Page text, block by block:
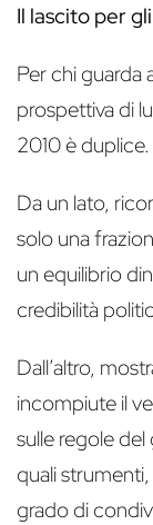
Il lascito per
Per chi guarda
prospettiva di
2010 è duplice.
Da un lato,
solo una
un equilibrio
credibilità
Dall’altro,
incompiute il
sulle regole
quali
grado di